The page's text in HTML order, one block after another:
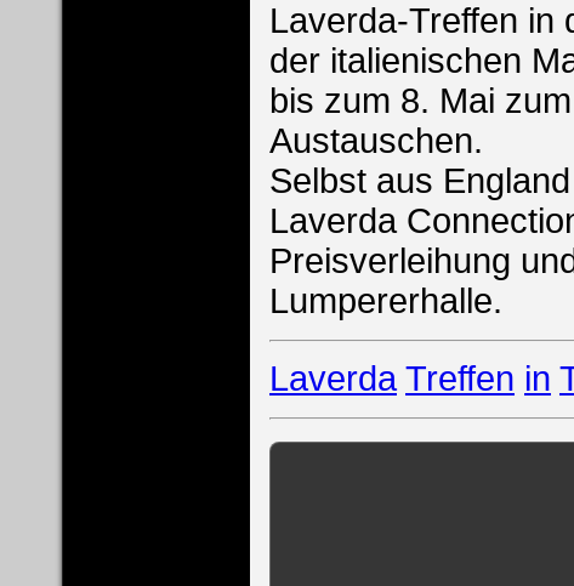
Laverda-Treffen in
der italienischen
bis zum 8. Mai
Austauschen.
Selbst aus
Laverda
Preisverleihung
Lumpererhalle.
Laverda Treffen in